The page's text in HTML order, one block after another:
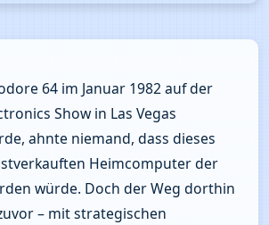
64 im Januar 1982 auf der
Show in Las Vegas
ahnte niemand, dass dieses
Heimcomputer der
würde. Doch der Weg dorthin
– mit strategischen